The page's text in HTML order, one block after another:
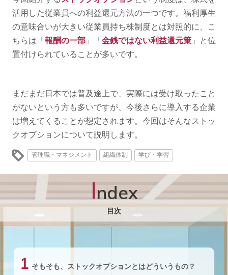
活用した従業員への利益還元方法の一つです。福利厚生
の意味合いが大きい従業員持ち株制度とは対照的に、こ
ちらは「 報酬の一部」「 金銭ではない利益還元策」と位
置付けられていることが多いです。
まだまだ日本では普及途上で、実際には受け取ったこと
がないという方も多いですが、今後さらに導入する企業
は増えてくることが想定されます。今回はそんなストッ
クオプションについて説明します。
管理職・マネジメント 組織体制 学び・学習
Index
目次
1 そもそも、ストックオプションとはどういうもの？